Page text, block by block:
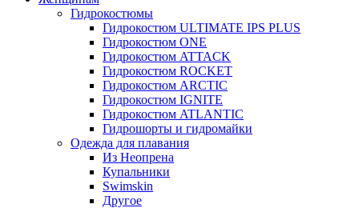
Гидрокостюмы
Гидрокостюм ULTIMATE IPS PLUS
Гидрокостюм ONE
Гидрокостюм ATTACK
Гидрокостюм ROCKET
Гидрокостюм ARCTIC
Гидрокостюм IGNITE
Гидрокостюм ATLANTIC
Гидрошорты и гидромайки
Одежда для плавания
Из Неопрена
Купальники
Swimskin
Другое